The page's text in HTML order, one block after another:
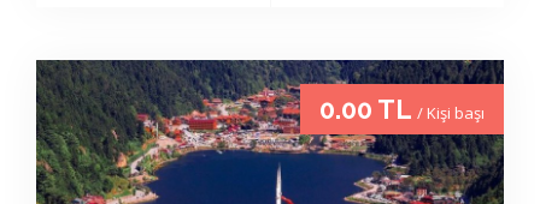
0.00 TL / Kişi başı